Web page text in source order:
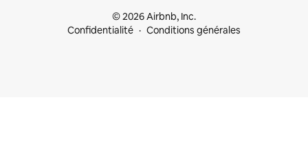
© 2026 Airbnb, Inc.
Confidentialité
Conditions générales